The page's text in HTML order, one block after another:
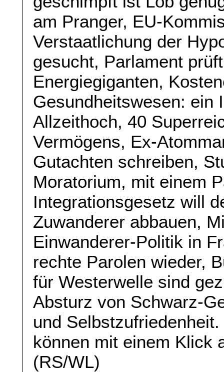
am Pranger, EU-
Verstaatlichung der
gesucht, Parlament
Energiegiganten,
Gesundheitswesen: ein
Allzeithoch, 40
Vermögens, Ex-
Gutachten schreiben,
Moratorium, mit einem
Integrationsgesetz will
Zuwanderer abbauen,
Einwanderer-Politik in
rechte Parolen wieder,
für Westerwelle sind
Absturz von Schwarz-
und
können mit einem Klick
(RS/WL)